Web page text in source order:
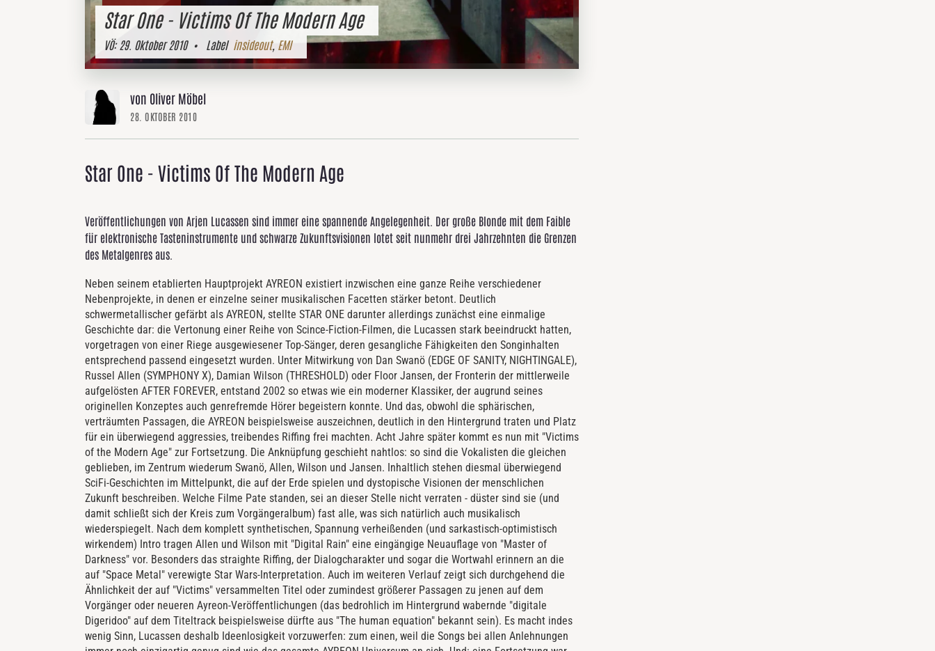
Star One - Victims Of The Modern Age
VÖ:29. Oktober 2010• Label insideout, EMI
von Oliver Möbel
28. OKTOBER 2010
Star One - Victims Of The Modern Age
Veröffentlichungen von Arjen Lucassen sind immer eine spannende Angelegenheit. Der große Blonde mit dem Faible
für elektronische Tasteninstrumente und schwarze Zukunftsvisionen lotet seit nunmehr drei Jahrzehnten die Grenzen
des Metalgenres aus.
Neben seinem etablierten Hauptprojekt AYREON existiert inzwischen eine ganze Reihe verschiedener
Nebenprojekte, in denen er einzelne seiner musikalischen Facetten stärker betont. Deutlich
schwermetallischer gefärbt als AYREON, stellte STAR ONE darunter allerdings zunächst eine einmalige
Geschichte dar: die Vertonung einer Reihe von Scince-Fiction-Filmen, die Lucassen stark beeindruckt hatten,
vorgetragen von einer Riege ausgewiesener Top-Sänger, deren gesangliche Fähigkeiten den Songinhalten
entsprechend passend eingesetzt wurden. Unter Mitwirkung von Dan Swanö (EDGE OF SANITY, NIGHTINGALE),
Russel Allen (SYMPHONY X), Damian Wilson (THRESHOLD) oder Floor Jansen, der Fronterin der mittlerweile
aufgelösten AFTER FOREVER, entstand 2002 so etwas wie ein moderner Klassiker, der augrund seines
originellen Konzeptes auch genrefremde Hörer begeistern konnte. Und das, obwohl die sphärischen,
verträumten Passagen, die AYREON beispielsweise auszeichnen, deutlich in den Hintergrund traten und Platz
für ein überwiegend aggressies, treibendes Riffing frei machten. Acht Jahre später kommt es nun mit "Victims
of the Modern Age" zur Fortsetzung. Die Anknüpfung geschieht nahtlos: so sind die Vokalisten die gleichen
geblieben, im Zentrum wiederum Swanö, Allen, Wilson und Jansen. Inhaltlich stehen diesmal überwiegend
SciFi-Geschichten im Mittelpunkt, die auf der Erde spielen und dystopische Visionen der menschlichen
Zukunft beschreiben. Welche Filme Pate standen, sei an dieser Stelle nicht verraten - düster sind sie (und
damit schließt sich der Kreis zum Vorgängeralbum) fast alle, was sich natürlich auch musikalisch
wiederspiegelt. Nach dem komplett synthetischen, Spannung verheißenden (und sarkastisch-optimistisch
wirkendem) Intro tragen Allen und Wilson mit "Digital Rain" eine eingängige Neuauflage von "Master of
Darkness" vor. Besonders das straighte Riffing, der Dialogcharakter und sogar die Wortwahl erinnern an die
auf "Space Metal" verewigte Star Wars-Interpretation. Auch im weiteren Verlauf zeigt sich durchgehend die
Ähnlichkeit der auf "Victims" versammelten Titel oder zumindest größerer Passagen zu jenen auf dem
Vorgänger oder neueren Ayreon-Veröffentlichungen (das bedrohlich im Hintergrund wabernde "digitale
Digeridoo" auf dem Titeltrack beispielsweise dürfte aus "The human equation" bekannt sein). Es macht indes
wenig Sinn, Lucassen deshalb Ideenlosigkeit vorzuwerfen: zum einen, weil die Songs bei allen Anlehnungen